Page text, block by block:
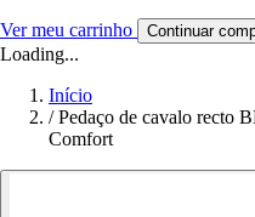
Ver meu carrinho Continuar
Loading...
Início
/ Pedaço de cavalo recto
Comfort